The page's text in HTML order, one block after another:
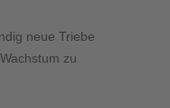
neue Triebe
zu